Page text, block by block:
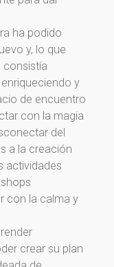
a
newsletter!
ha podido
y, lo que
consistía
y
de encuentro
con la magia
del
a la creación
actividades
con la calma y
crear su plan